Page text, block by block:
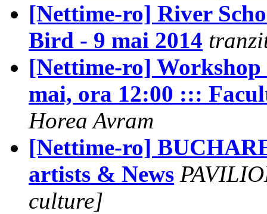
[Nettime-ro] River
Bird - 9 mai 2014
[Nettime-ro]
mai, ora 12:00 :::
Horea Avram
[Nettime-ro]
artists & News
culture]